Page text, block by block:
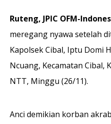
Ruteng, JPIC OFM-
meregang nyawa setelah
Kapolsek Cibal, Iptu Domi
Ncuang, Kecamatan Cibal,
NTT, Minggu (26/11).
Anci demikian korban